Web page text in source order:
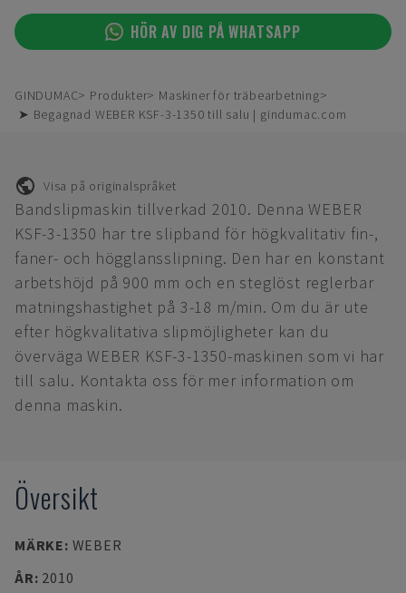
HÖR AV DIG PÅ WHATSAPP
GINDUMAC Produkter
Maskiner för träbearbetning
➤ Begagnad WEBER KSF-3-1350 till salu | gindumac.com
Visa på originalspråket
Bandslipmaskin tillverkad 2010. Denna WEBER
KSF-3-1350 har tre slipband för högkvalitativ fin-,
faner- och högglansslipning. Den har en konstant
arbetshöjd på 900 mm och en steglöst reglerbar
matningshastighet på 3-18 m/min. Om du är ute
efter högkvalitativa slipmöjligheter kan du
överväga WEBER KSF-3-1350-maskinen som vi har
till salu. Kontakta oss för mer information om
denna maskin.
Översikt
MÄRKE: WEBER
ÅR: 2010